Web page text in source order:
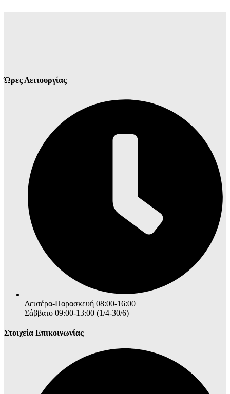
Ώρες Λειτουργίας
Δευτέρα-Παρασκευή 08:00-16:00
Σάββατο 09:00-13:00 (1/4-30/6)
Στοιχεία Επικοινωνίας